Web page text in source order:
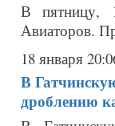
В пятницу,
Авиаторов.
18 января
В
дроблению